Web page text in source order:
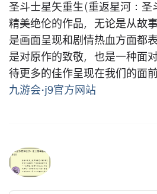
圣斗士星矢重生(重返星河：圣
精美绝伦的作品，无论是从故
是画面呈现和剧情热血方面都
是对原作的致敬，也是一种面
待更多的佳作呈现在我们的面前
九游会·j9官方网站